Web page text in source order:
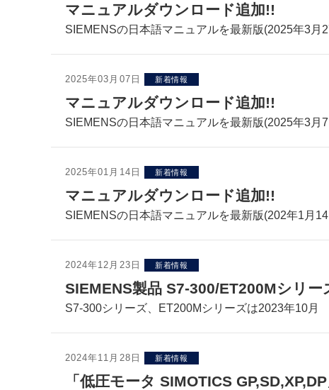
マニュアルダウンロード追加!!
SIEMENSの日本語マニュアルを最新版(2025年3月
2025年03月07日 新着情報
マニュアルダウンロード追加!!
SIEMENSの日本語マニュアルを最新版(2025年3月7
2025年01月14日 新着情報
マニュアルダウンロード追加!!
SIEMENSの日本語マニュアルを最新版(202年1月14
2024年12月23日 新着情報
SIEMENS製品 S7-300/ET200Mシリ
S7-300シリーズ、ET200Mシリーズは2023年10月
2024年11月28日 新着情報
「低圧モータ SIMOTICS